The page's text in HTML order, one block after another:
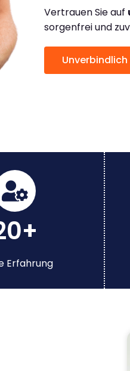
Vertrauen Sie auf
sorgenfrei und
Erfahrung